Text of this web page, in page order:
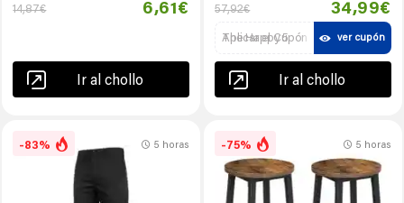
14,87€ 6,61€
Ir al chollo
57,92€ 34,99€
Aplicar el Cupón The Happy 5 ver cupón
Ir al chollo
-83% 5 horas -75% 5 horas